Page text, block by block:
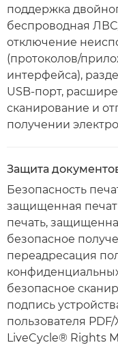
поддержка
беспроводная
отключение
(протоколов/
интерфейса),
USB-порт,
сканирование и
получении
Защита
Безопасность
защищенная
печать,
безопасное
переадресация
безопасное
подпись
пользователя
LiveCycle® Rights